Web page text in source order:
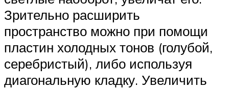
Зрительно расширить
пространство можно при помощи
пластин холодных тонов (голубой,
серебристый), либо используя
диагональную кладку. Увеличить